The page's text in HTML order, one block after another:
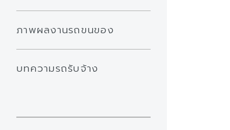
ภาพผลงานรถขนของ
บทความรถรับจ้าง